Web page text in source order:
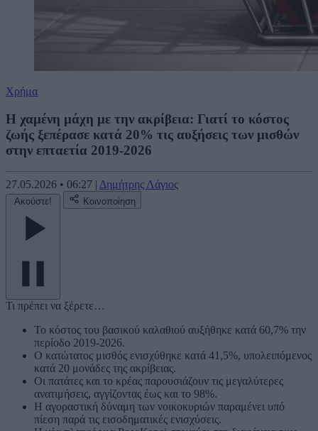
Χρήμα
Η χαμένη μάχη με την ακρίβεια: Γιατί το κόστος
ζωής ξεπέρασε κατά 20% τις αυξήσεις των μισθών
στην επταετία 2019-2026
27.05.2026 • 06:27 | Δημήτρης Λάγιος
Ακούστε! Κοινοποίηση
Τι πρέπει να ξέρετε…
Το κόστος του βασικού καλαθιού αυξήθηκε κατά 60,7% την
περίοδο 2019-2026.
Ο κατώτατος μισθός ενισχύθηκε κατά 41,5%, υπολειπόμενος
κατά 20 μονάδες της ακρίβειας.
Οι πατάτες και το κρέας παρουσιάζουν τις μεγαλύτερες
ανατιμήσεις, αγγίζοντας έως και το 98%.
Η αγοραστική δύναμη των νοικοκυριών παραμένει υπό
πίεση παρά τις εισοδηματικές ενισχύσεις.